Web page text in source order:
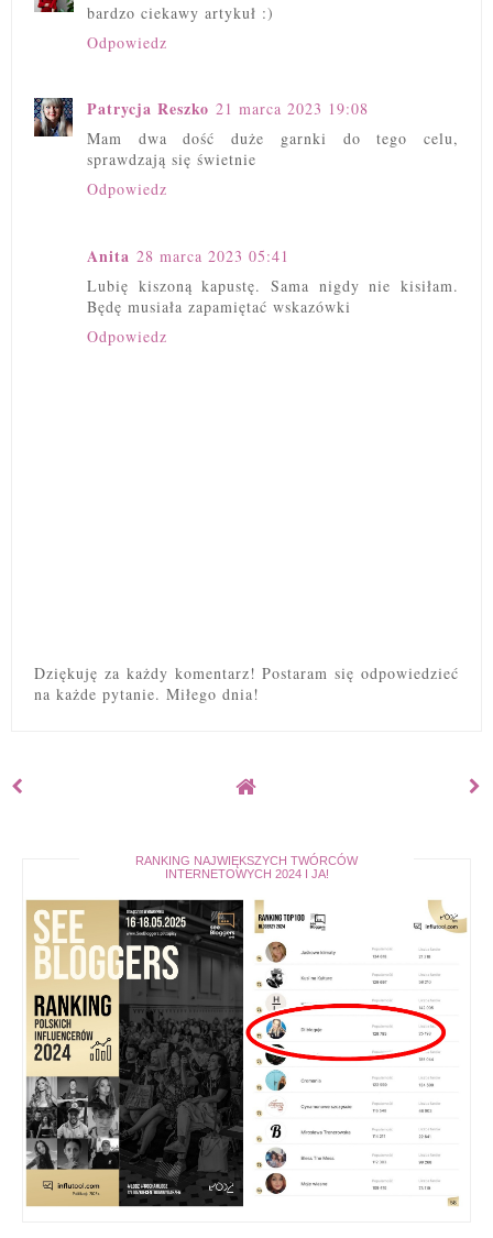
bardzo ciekawy artykuł :)
Odpowiedz
Patrycja Reszko 21 marca 2023 19:08
Mam dwa dość duże garnki do tego celu,
sprawdzają się świetnie
Odpowiedz
Anita 28 marca 2023 05:41
Lubię kiszoną kapustę. Sama nigdy nie kisiłam.
Będę musiała zapamiętać wskazówki
Odpowiedz
Dziękuję za każdy komentarz! Postaram się odpowiedzieć
na każde pytanie. Miłego dnia!
RANKING NAJWIĘKSZYCH TWÓRCÓW
INTERNETOWYCH 2024 I JA!